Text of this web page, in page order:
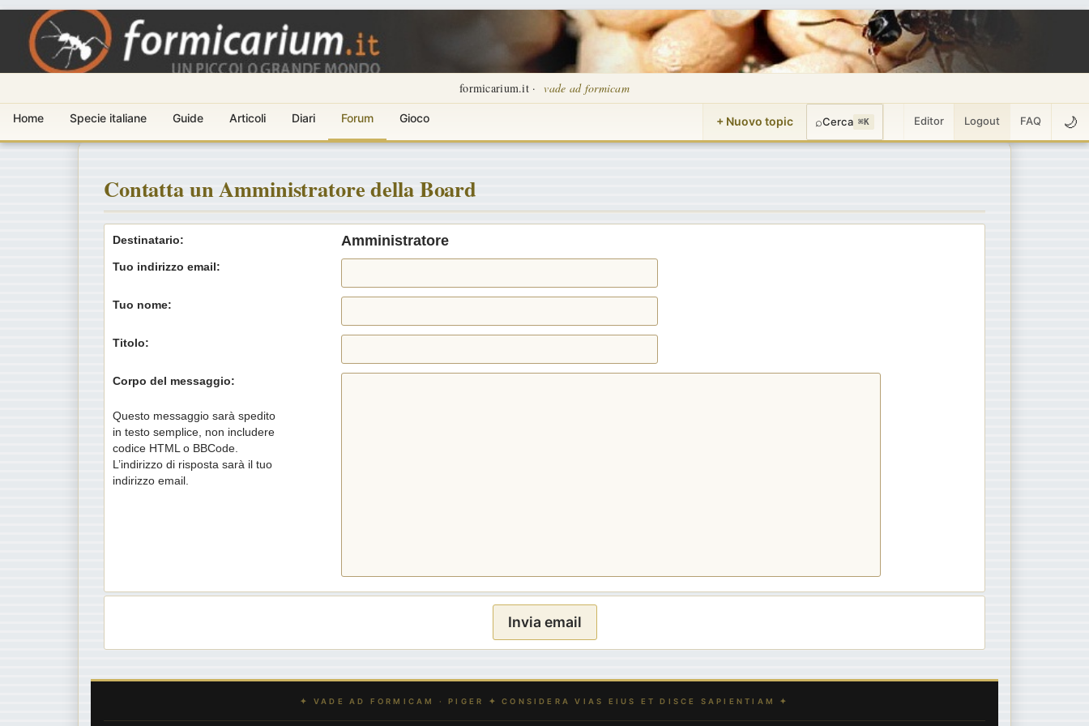
formicarium.it · vade ad formicam
Home Specie italiane Guide Articoli Diari Forum Gioco + Nuovo topic ⌕Cerca ⌘K Editor Logout FAQ 🌙
Contatta un Amministratore della Board
Destinatario: Amministratore
Tuo indirizzo email:
Tuo nome:
Titolo:
Corpo del messaggio:
Questo messaggio sarà spedito
in testo semplice, non includere
codice HTML o BBCode.
L’indirizzo di risposta sarà il tuo
indirizzo email.